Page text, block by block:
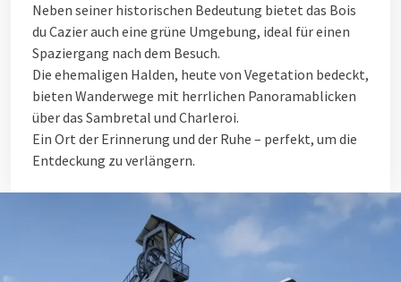
Neben seiner historischen Bedeutung bietet das Bois
du Cazier auch eine grüne Umgebung, ideal für einen
Spaziergang nach dem Besuch.
Die ehemaligen Halden, heute von Vegetation bedeckt,
bieten Wanderwege mit herrlichen Panoramablicken
über das Sambretal und Charleroi.
Ein Ort der Erinnerung und der Ruhe – perfekt, um die
Entdeckung zu verlängern.